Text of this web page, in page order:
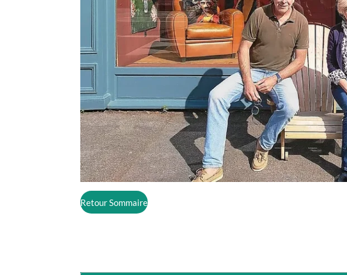
Retour Sommaire